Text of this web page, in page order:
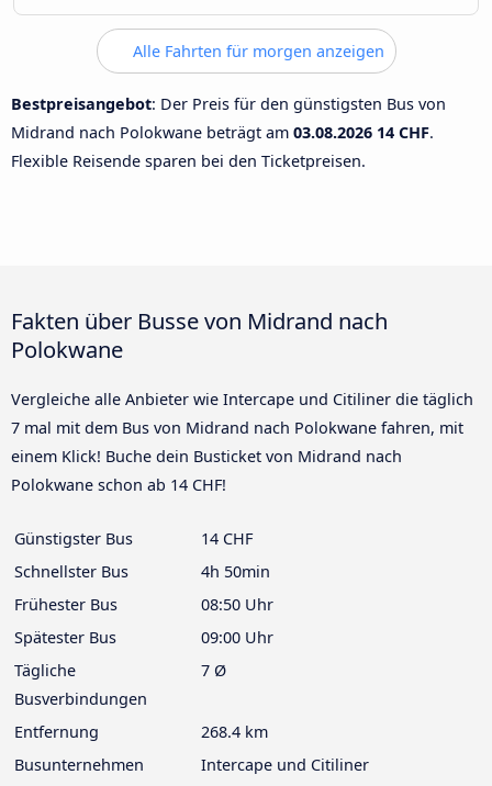
Alle Fahrten für morgen anzeigen
Bestpreisangebot: Der Preis für den günstigsten Bus von
Midrand nach Polokwane beträgt am 03.08.2026 14 CHF.
Flexible Reisende sparen bei den Ticketpreisen.
Fakten über Busse von Midrand nach
Polokwane
Vergleiche alle Anbieter wie Intercape und Citiliner die täglich
7 mal mit dem Bus von Midrand nach Polokwane fahren, mit
einem Klick! Buche dein Busticket von Midrand nach
Polokwane schon ab 14 CHF!
Günstigster Bus
14 CHF
Schnellster Bus
4h 50min
Frühester Bus
08:50 Uhr
Spätester Bus
09:00 Uhr
Tägliche
Busverbindungen
7 Ø
Entfernung
268.4 km
Busunternehmen
Intercape und Citiliner